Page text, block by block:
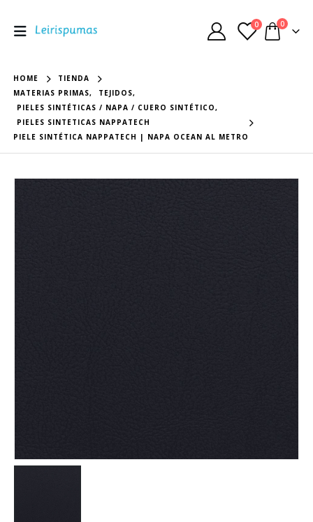
0 0
HOME
TIENDA
MATERIAS PRIMAS, TEJIDOS,
PIELES SINTÉTICAS / NAPA / CUERO SINTÉTICO,
PIELES SINTETICAS NAPPATECH
PIELE SINTÉTICA NAPPATECH | NAPA OCEAN AL METRO